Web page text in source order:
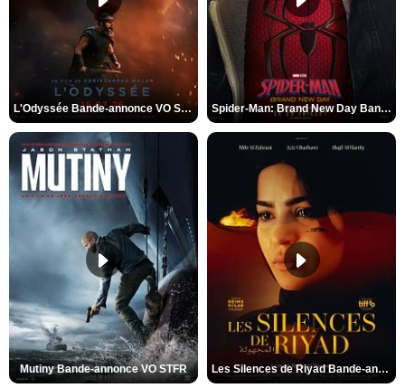
L'Odyssée Bande-annonce VO STFR Spider-Man: Brand New Day Bande-annonce VO STFR
Mutiny Bande-annonce VO STFR Les Silences de Riyad Bande-annonce VO STFR